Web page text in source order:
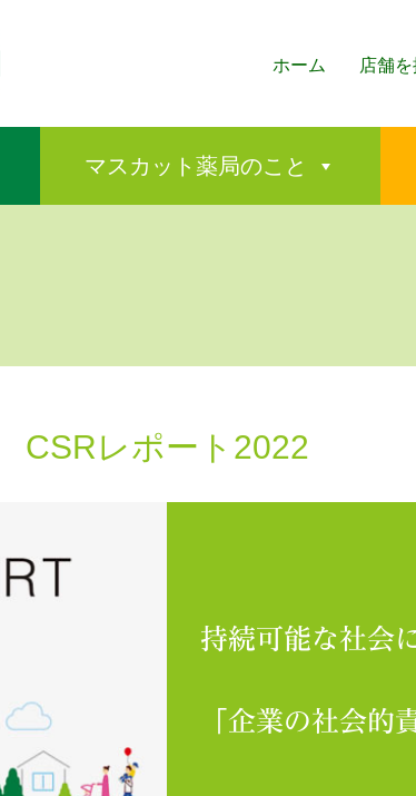
ホーム 店舗
マスカット薬局のこと
CSRレポート2022
持続可能な社会
「企業の社会的